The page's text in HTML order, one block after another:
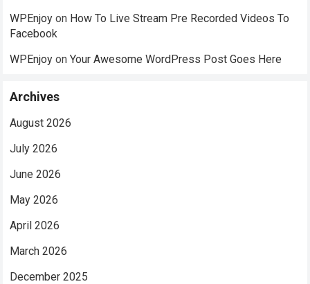
WPEnjoy on How To Live Stream Pre Recorded Videos To
Facebook
WPEnjoy onYour Awesome WordPress Post Goes Here
Archives
August 2026
July 2026
June 2026
May 2026
April 2026
March 2026
December 2025